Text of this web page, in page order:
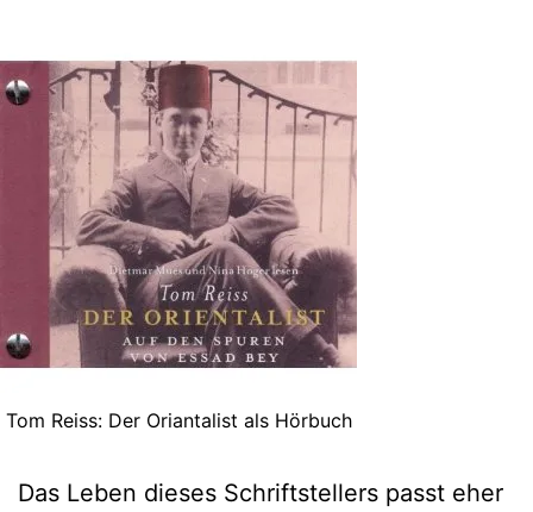
Tom Reiss: Der Oriantalist als Hörbuch
Das Leben dieses Schriftstellers passt eher